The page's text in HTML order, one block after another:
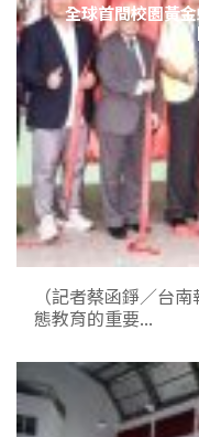
全球首間校園黃
（記者蔡函錚／台
態教育的重要...